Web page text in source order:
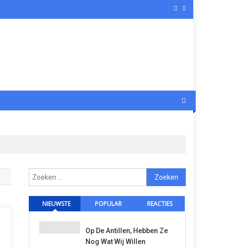
Zoeken
naar:
NIEUWSTE POPULAR REACTIES
Op De Antillen, Hebben Ze
Nog Wat Wij Willen